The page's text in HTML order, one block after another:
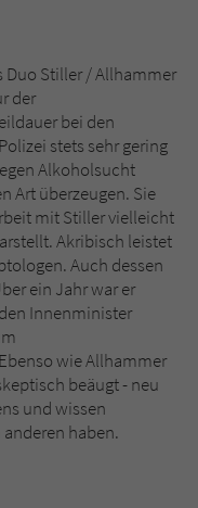
Duo Stiller / Allhammer
der
bei den
stets sehr gering
Alkoholsucht
Art überzeugen. Sie
mit Stiller vielleicht
Akribisch leistet
Auch dessen
ein Jahr war er
Innenminister
wie Allhammer
beäugt - neu
und wissen
haben.